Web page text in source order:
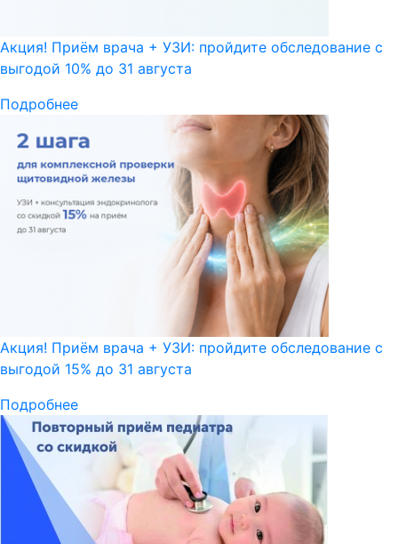
Акция! Приём врача + УЗИ: пройдите обследование с
выгодой 10% до 31 августа
Подробнее
Акция! Приём врача + УЗИ: пройдите обследование с
выгодой 15% до 31 августа
Подробнее